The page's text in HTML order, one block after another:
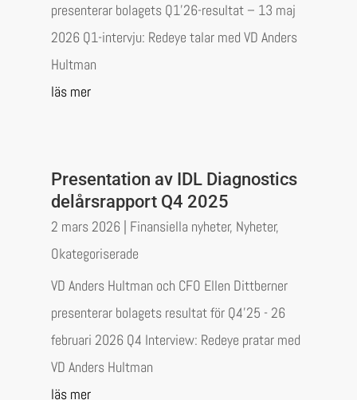
presenterar bolagets Q1’26-resultat – 13 maj
2026 Q1-intervju: Redeye talar med VD Anders
Hultman
läs mer
Presentation av IDL Diagnostics
delårsrapport Q4 2025
2 mars 2026| Finansiella nyheter, Nyheter,
Okategoriserade
VD Anders Hultman och CFO Ellen Dittberner
presenterar bolagets resultat för Q4’25 - 26
februari 2026 Q4 Interview: Redeye pratar med
VD Anders Hultman
läs mer